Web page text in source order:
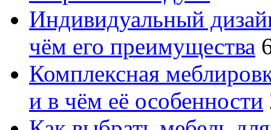
Индивидуальный
чём его преимущества
Комплексная
и в чём её особенности